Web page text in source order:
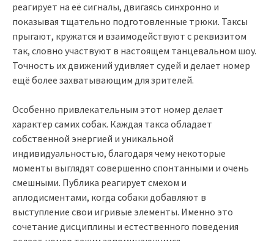
реагирует на её сигналы, двигаясь синхронно и
показывая тщательно подготовленные трюки. Таксы
прыгают, кружатся и взаимодействуют с реквизитом
так, словно участвуют в настоящем танцевальном шоу.
Точность их движений удивляет судей и делает номер
ещё более захватывающим для зрителей.
Особенно привлекательным этот номер делает
характер самих собак. Каждая такса обладает
собственной энергией и уникальной
индивидуальностью, благодаря чему некоторые
моменты выглядят совершенно спонтанными и очень
смешными. Публика реагирует смехом и
аплодисментами, когда собаки добавляют в
выступление свои игривые элементы. Именно это
сочетание дисциплины и естественного поведения